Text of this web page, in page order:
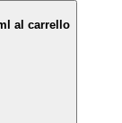
al carrello